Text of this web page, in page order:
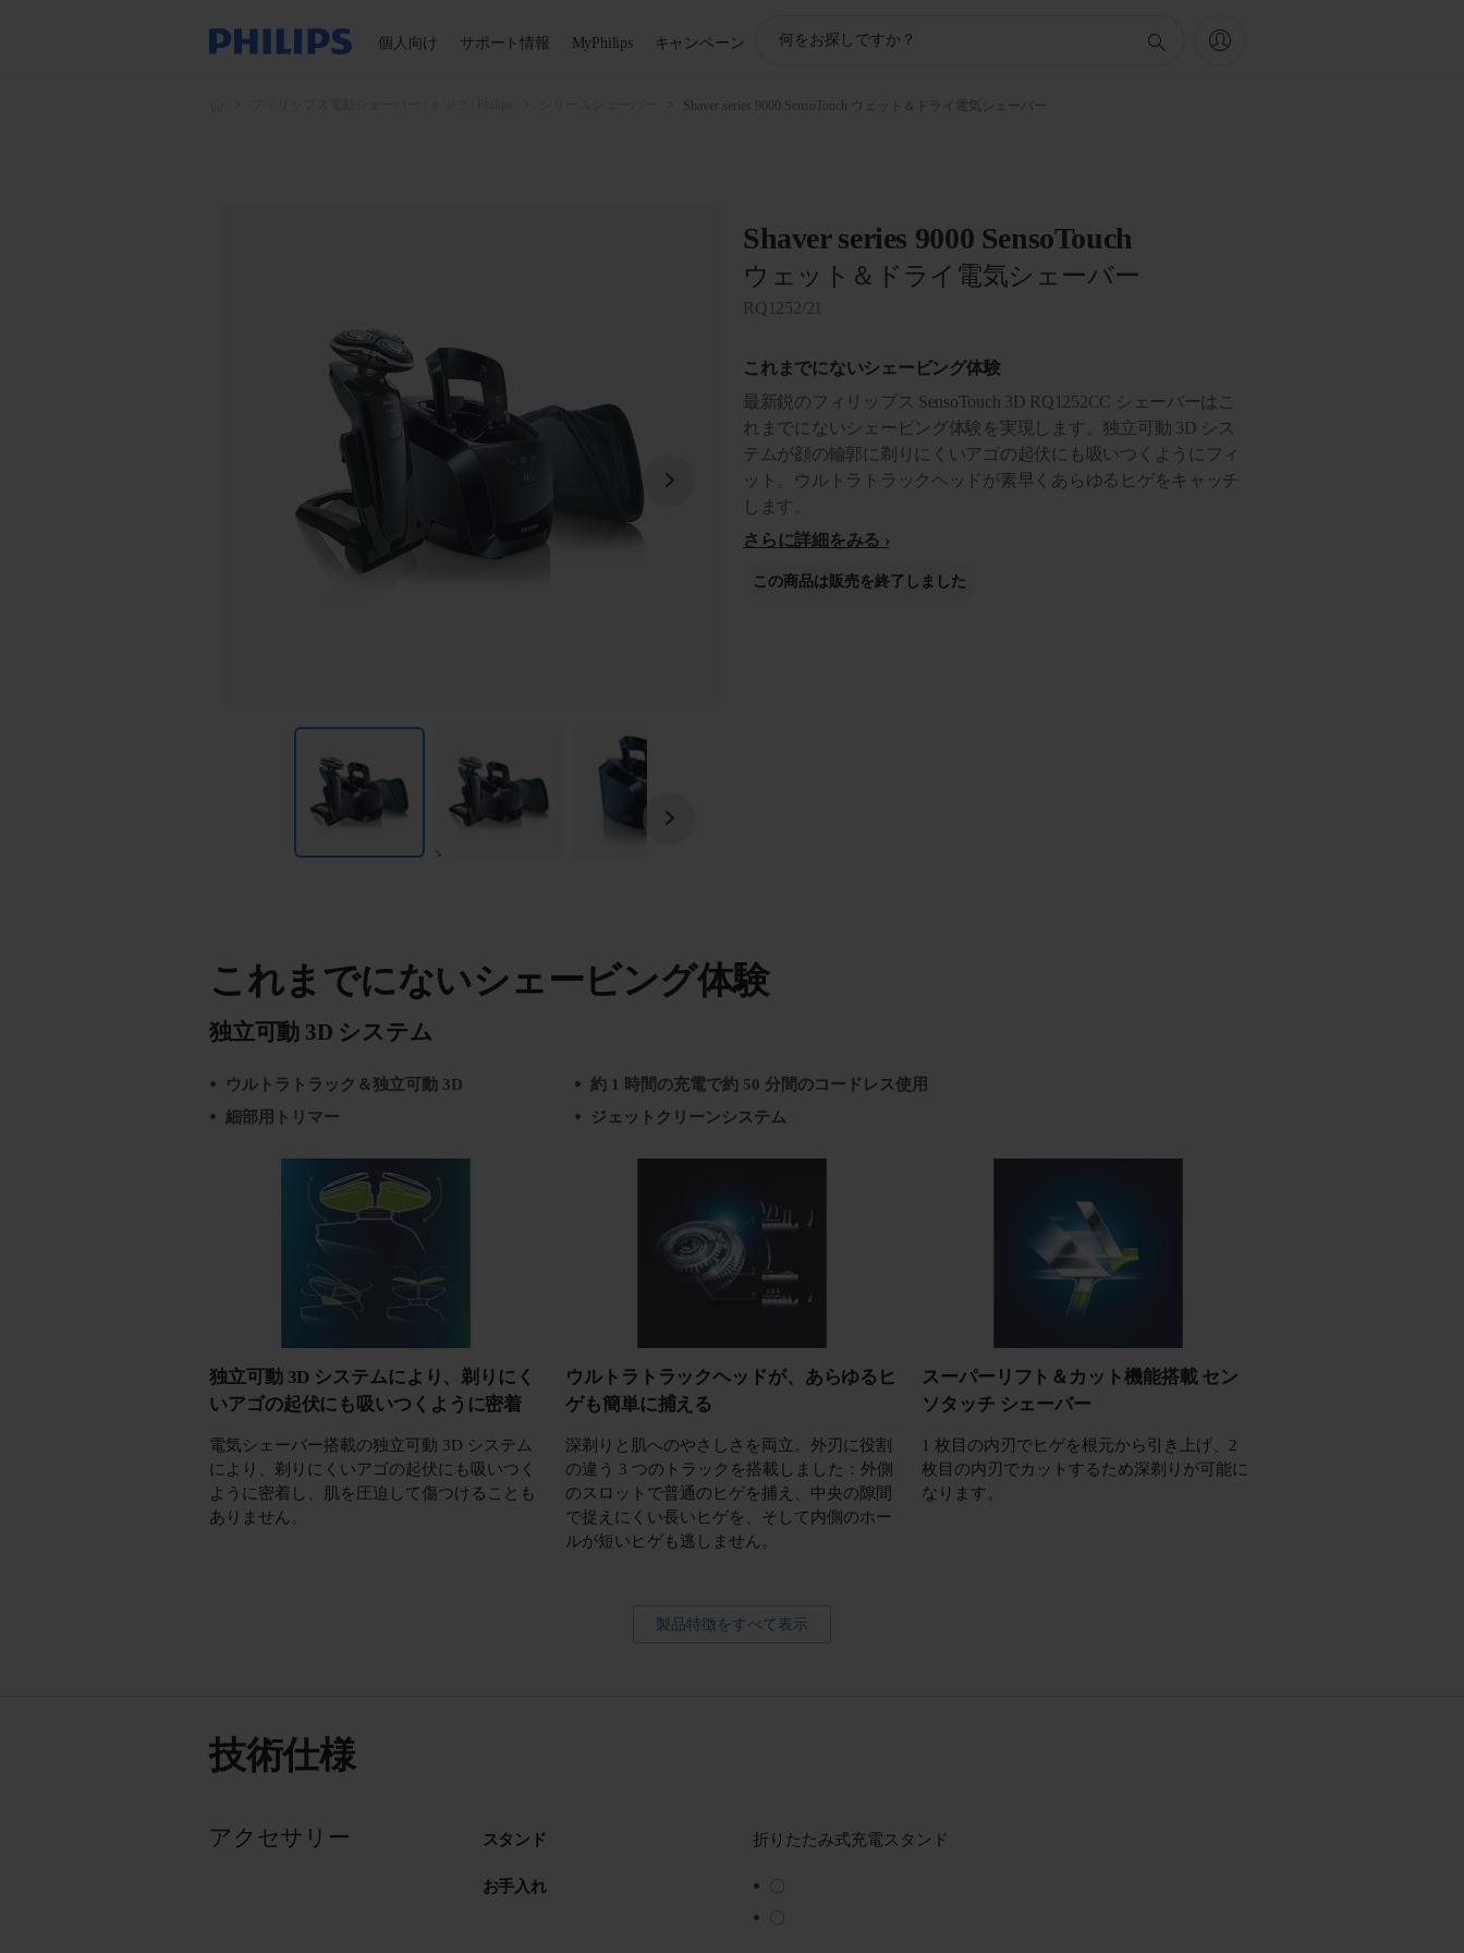
個人向け サポート情報 MyPhilips キャンペーン
索
Shaver series 9000 SensoTouch ウェット＆ドライ電気シェーバー
Shaver series 9000 SensoTouch
ウェット＆ドライ電気シェーバー
RQ1252/21
これまでにないシェービング体験
最新鋭のフィリップス SensoTouch 3D RQ1252CC シェーバーはこ
れまでにないシェービング体験を実現します。独立可動 3D シス
テムが顔の輪郭に剃りにくいアゴの起伏にも吸いつくようにフィ
ット。ウルトラトラックヘッドが素早くあらゆるヒゲをキャッチ
します。
さらに詳細をみる
この商品は販売を終了しました
これまでにないシェービング体験
独立可動 3D システム
ウルトラトラック＆独立可動 3D
約 1 時間の充電で約 50 分間のコードレス使用
細部用トリマー
ジェットクリーンシステム
独立可動 3D システムにより、剃りにく
いアゴの起伏にも吸いつくように密着
電気シェーバー搭載の独立可動 3D システム
により、剃りにくいアゴの起伏にも吸いつく
ように密着し、肌を圧迫して傷つけることも
ありません。
ウルトラトラックヘッドが、あらゆるヒ
ゲも簡単に捕える
深剃りと肌へのやさしさを両立。外刃に役割
の違う 3 つのトラックを搭載しました：外側
のスロットで普通のヒゲを捕え、中央の隙間
で捉えにくい長いヒゲを、そして内側のホー
ルが短いヒゲも逃しません。
スーパーリフト＆カット機能搭載 セン
ソタッチ シェーバー
1 枚目の内刃でヒゲを根元から引き上げ、2
枚目の内刃でカットするため深剃りが可能に
なります。
製品特徴をすべて表示
技術仕様
アクセサリー スタンド 折りたたみ式充電スタンド
お手入れ